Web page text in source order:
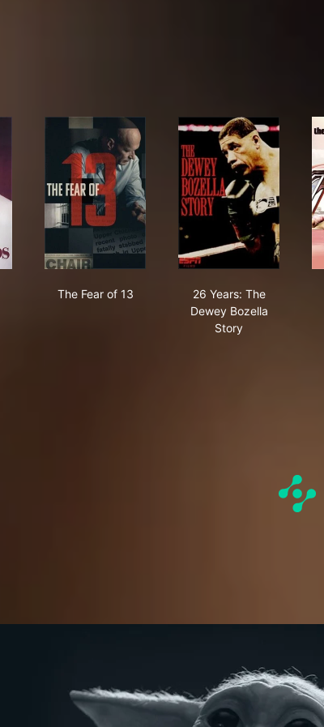
The Fear of 13
26 Years: The
Dewey Bozella
Story